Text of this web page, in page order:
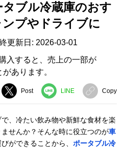
ブル冷蔵庫のおす
プやドライブに
更新日: 2026-03-01
入すると、売上の一部が
あります。
Post LINE Copy
、冷たい飲み物や新鮮な食材を楽
せんか？そんな時に役立つのが車
ができることから、 ポータブル冷